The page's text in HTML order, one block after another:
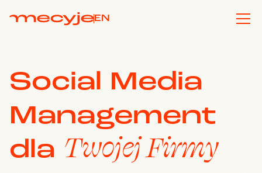
EN
Social Media
Management
dla Twojej Firmy